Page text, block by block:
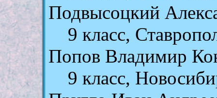
Подвысоцкий
9 класс,
Попов Владимир
9 класс,